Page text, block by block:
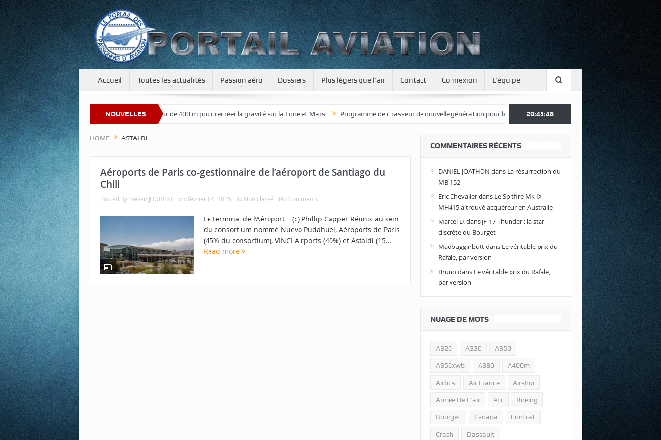
Accueil Toutes les actualités Passion aéro Dossiers Plus légers que l’air Contact Connexion L’équipe
NOUVELLES
Bienvenue sur notre nouveau site Une tour de 400 m pour recréer la gravité sur la Lune et Mars Programme de chasseur de nouvelle génération pour le Japon Une journée spotter à Luxeuil
20:45:49
HOME ASTALDI
Aéroports de Paris co-gestionnaire de l’aéroport de Santiago du
Chili
Posted By: Keven JOUBERT on: février 04, 2015 In: Non classé No Comments
Le terminal de l’Aéroport – (c) Phillip Capper Réunis au sein
du consortium nommé Nuevo Pudahuel, Aéroports de Paris
(45% du consortium), VINCI Airports (40%) et Astaldi (15...
Read more
COMMENTAIRES RÉCENTS
DANIEL JOATHON dans La résurrection du
MB-152
Eric Chevalierdans Le Spitfire Mk IX
MH415 a trouvé acquéreur en Australie
Marcel D.dans JF-17 Thunder : la star
discrète du Bourget
Madbugginbuttdans Le véritable prix du
Rafale, par version
Bruno dans Le véritable prix du Rafale,
par version
NUAGE DE MOTS
A320 A330 A350
A350xwb A380 A400m
Airbus Air France Airship
Armée De L'air Atr Boeing
Bourget Canada Contrat
Crash Dassault